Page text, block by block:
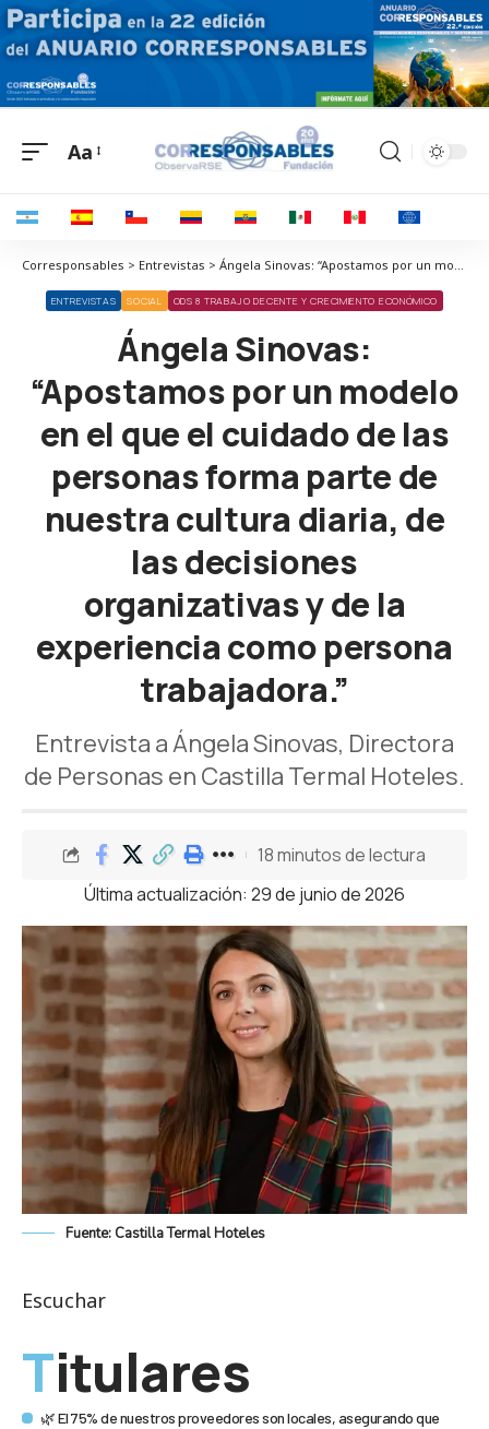
Aa
Corresponsables > Entrevistas > Ángela Sinovas: “Apostamos por un modelo en el que el cuidado de las personas forma parte de nuestra cultura diaria, de las decisiones organizativas y de la experiencia como persona trabajadora.”
ENTREVISTAS SOCIAL ODS 8 TRABAJO DECENTE Y CRECIMIENTO ECONÓMICO
Ángela Sinovas:
“Apostamos por un modelo
en el que el cuidado de las
personas forma parte de
nuestra cultura diaria, de
las decisiones
organizativas y de la
experiencia como persona
trabajadora.”
Entrevista a Ángela Sinovas, Directora
de Personas en Castilla Termal Hoteles.
Última actualización: 29 de junio de 2026
18 minutos de lectura
Fuente: Castilla Termal Hoteles
Escuchar
Titulares
🌿 El 75% de nuestros proveedores son locales, asegurando que